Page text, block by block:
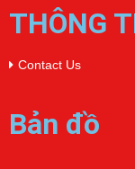
THÔNG
Contact Us
Bản đồ